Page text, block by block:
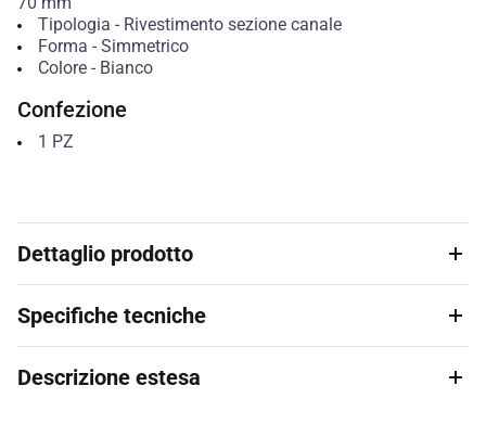
Tipologia - Rivestimento sezione canale
Forma - Simmetrico
Colore- Bianco
Confezione
1 PZ
Dettaglio prodotto
Specifiche tecniche
Descrizione estesa